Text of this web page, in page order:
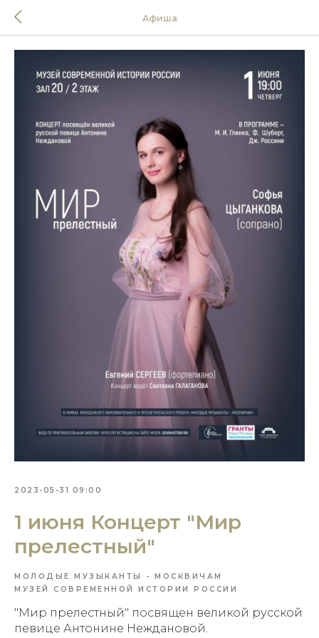
Афиша
2023-05-31 09:00
1 июня Концерт "Мир
прелестный"
МОЛОДЫЕ МУЗЫКАНТЫ - МОСКВИЧАМ
МУЗЕЙ СОВРЕМЕННОЙ ИСТОРИИ РОССИИ
"Мир прелестный" посвящен великой русской
певице Антонине Неждановой.